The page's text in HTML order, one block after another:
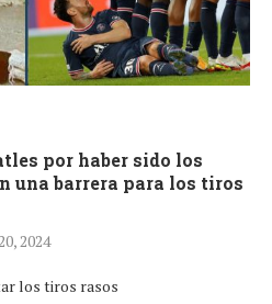
por haber sido los
una barrera para los tiros
2024
los tiros rasos